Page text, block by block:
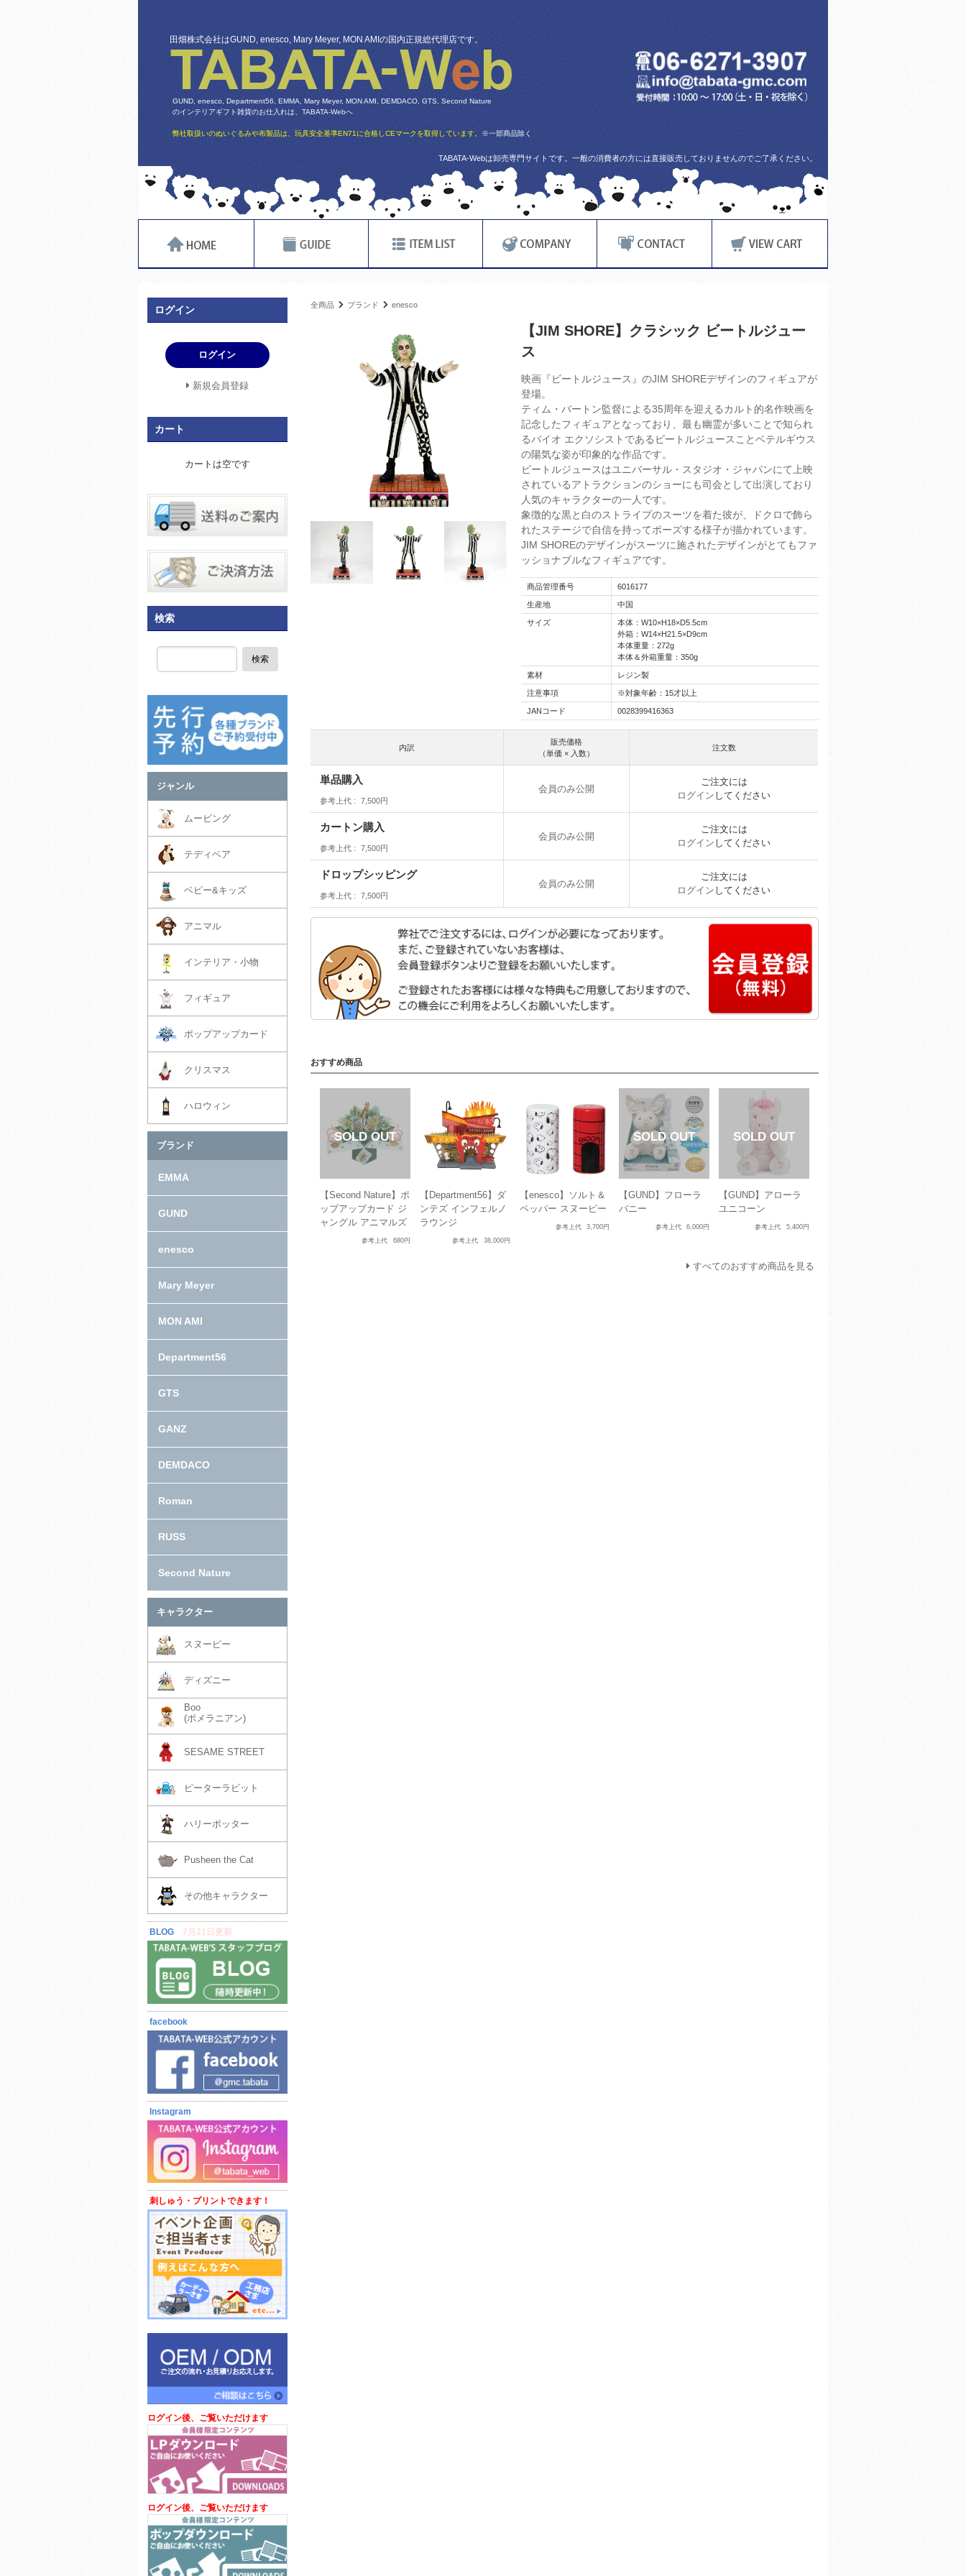
田畑株式会社はGUND, enesco, Mary Meyer, MON AMIの国内正規総代理店です。
GUND, enesco, Department56, EMMA, Mary Meyer, MON AMI, DEMDACO, GTS, Second Nature
のインテリアギフト雑貨のお仕入れは、TABATA-Webへ
弊社取扱いのぬいぐるみや布製品は、玩具安全基準EN71に合格しCEマークを取得しています。 ※一部商品除く
TABATA-Webは卸売専門サイトです。一般の消費者の方には直接販売しておりませんのでご了承ください。
全商品 ブランド enesco
【JIM SHORE】クラシック ビートルジュー
ス
映画『ビートルジュース』のJIM SHOREデザインのフィギュアが
登場。
ティム・バートン監督による35周年を迎えるカルト的名作映画を
記念したフィギュアとなっており、最も幽霊が多いことで知られ
るバイオ エクソシストであるビートルジュースことベテルギウス
の陽気な姿が印象的な作品です。
ビートルジュースはユニバーサル・スタジオ・ジャパンにて上映
されているアトラクションのショーにも司会として出演しており
人気のキャラクターの一人です。
象徴的な黒と白のストライプのスーツを着た彼が、ドクロで飾ら
れたステージで自信を持ってポーズする様子が描かれています。
JIM SHOREのデザインがスーツに施されたデザインがとてもファ
ッショナブルなフィギュアです。
商品管理番号 6016177
生産地 中国
サイズ
本体：W10×H18×D5.5cm
外箱：W14×H21.5×D9cm
本体重量：272g
本体＆外箱重量：350g
素材 レジン製
注意事項 ※対象年齢：15才以上
JANコード 0028399416363
内訳
販売価格
（単価 × 入数）
注文数
単品購入
参考上代 7,500円
会員のみ公開
ご注文には
ログイン してください
カートン購入
参考上代 7,500円
会員のみ公開
ご注文には
ログイン してください
ドロップシッピング
参考上代 7,500円
会員のみ公開
ご注文には
ログイン してください
おすすめ商品
【Second Nature】ポ
ップアップカード ジ
ャングル アニマルズ
参考上代 680円
【Department56】ダ
ンテズ インフェルノ
ラウンジ
参考上代 38,000円
【enesco】ソルト＆
ペッパー スヌーピー
参考上代 3,700円
【GUND】フローラ
バニー
参考上代 6,000円
【GUND】アローラ
ユニコーン
参考上代 5,400円
すべてのおすすめ商品を見る
ログイン
ログイン
新規会員登録
カート
カートは空です
検索
検索
ジャンル
ムービング
テディベア
ベビー&キッズ
アニマル
インテリア・小物
フィギュア
ポップアップカード
クリスマス
ハロウィン
ブランド
EMMA
GUND
enesco
Mary Meyer
MON AMI
Department56
GTS
GANZ
DEMDACO
Roman
RUSS
Second Nature
キャラクター
スヌーピー
ディズニー
Boo
(ポメラニアン)
SESAME STREET
ピーターラビット
ハリーポッター
Pusheen the Cat
その他キャラクター
BLOG 7月21日更新
facebook
Instagram
刺しゅう・プリントできます！
ログイン後、ご覧いただけます
ログイン後、ご覧いただけます